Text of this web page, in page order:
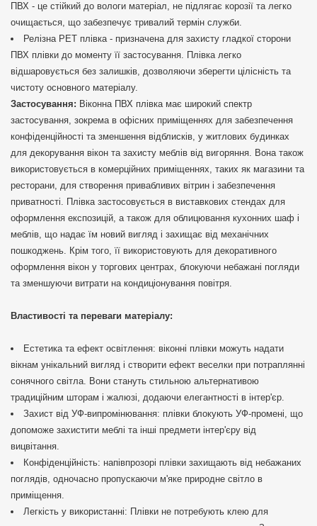
ПВХ - це стійкий до вологи матеріал, не підлягає корозії та легко
очищається, що забезпечує тривалий термін служби.
Релізна РЕТ плівка - призначена для захисту гладкої сторони
ПВХ плівки до моменту її застосування. Плівка легко
відшаровується без залишків, дозволяючи зберегти цілісність та
чистоту основного матеріалу.
Застосування: Віконна ПВХ плівка має широкий спектр
застосування, зокрема в офісних приміщеннях для забезпечення
конфіденційності та зменшення відблисків, у житлових будинках
для декорування вікон та захисту меблів від вигоряння. Вона також
використовується в комерційних приміщеннях, таких як магазини та
ресторани, для створення привабливих вітрин і забезпечення
приватності. Плівка застосовується в виставкових стендах для
оформлення експозицій, а також для облицювання кухонних шаф і
меблів, що надає їм новий вигляд і захищає від механічних
пошкоджень. Крім того, її використовують для декоративного
оформлення вікон у торгових центрах, блокуючи небажані погляди
та зменшуючи витрати на кондиціонування повітря.
Властивості та переваги матеріалу:
Естетика та ефект освітлення: віконні плівки можуть надати
вікнам унікальний вигляд і створити ефект веселки при потраплянні
сонячного світла. Вони стануть стильною альтернативою
традиційним шторам і жалюзі, додаючи елегантності в інтер'єр.
Захист від УФ-випромінювання: плівки блокують УФ-промені, що
допоможе захистити меблі та інші предмети інтер'єру від
вицвітання.
Конфіденційність: напівпрозорі плівки захищають від небажаних
поглядів, одночасно пропускаючи м'яке природне світло в
приміщення.
Легкість у використанні: Плівки не потребують клею для